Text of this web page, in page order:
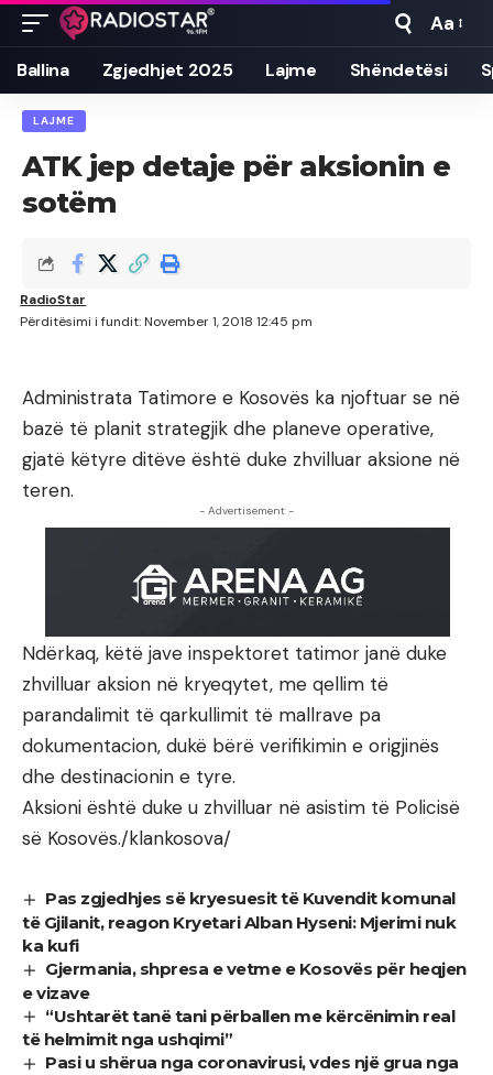
Font
Resizer
Aa
Ballina Zgjedhjet 2025 Lajme Shëndetësi
LAJME
ATK jep detaje për aksionin e
sotëm
Përditësimi i fundit: November 1, 2018 12:45 pm
RadioStar
Administrata Tatimore e Kosovës ka njoftuar se në
bazë të planit strategjik dhe planeve operative,
gjatë këtyre ditëve është duke zhvilluar aksione në
teren.
- Advertisement -
Ndërkaq, këtë jave inspektoret tatimor janë duke
zhvilluar aksion në kryeqytet, me qellim të
parandalimit të qarkullimit të mallrave pa
dokumentacion, dukë bërë verifikimin e origjinës
dhe destinacionin e tyre.
Aksioni është duke u zhvilluar në asistim të Policisë
së Kosovës./klankosova/
Pas zgjedhjes së kryesuesit të Kuvendit komunal
të Gjilanit, reagon Kryetari Alban Hyseni: Mjerimi nuk
ka kufi
Gjermania, shpresa e vetme e Kosovës për heqjen
e vizave
“Ushtarët tanë tani përballen me kërcënimin real
të helmimit nga ushqimi”
Pasi u shërua nga coronavirusi, vdes një grua nga